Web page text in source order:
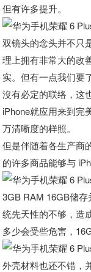
但有许多提升。
双镜头的念头并不只
理上拥有非常大的改
实。但有一点我们要
沒有必定的联络，这
iPhone就应用来到完
万清晰度的样照。
但是伴随着各生产商
的许多商品能够与
3GB RAM 16GB储
统先天性的不够，造
多少会受些危害，
外壳材料也还不错，